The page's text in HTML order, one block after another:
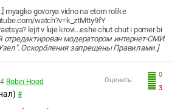
myagko govorya vidno na etom rolike
watch?v=k_ztMtty9fY
lejit v luje krovi...eshe chut chut i pomer bi
отредактирован модератором интернет-СМИ
Оскорбления запрещены Правилами.]
0
3
Оценить:
Robin Hood
#